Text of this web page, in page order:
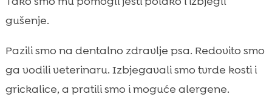
gušenje.
Pazili smo na dentalno zdravlje psa. Redovito smo
ga vodili veterinaru. Izbjegavali smo tvrde kosti i
grickalice, a pratili smo i moguće alergene.